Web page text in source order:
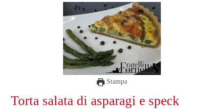
Stampa
Torta salata di asparagi e speck